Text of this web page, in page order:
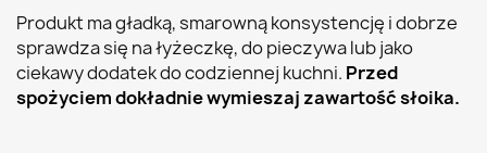
Produkt ma gładką, smarowną konsystencję i dobrze
sprawdza się na łyżeczkę, do pieczywa lub jako
ciekawy dodatek do codziennej kuchni. Przed
spożyciem dokładnie wymieszaj zawartość słoika.